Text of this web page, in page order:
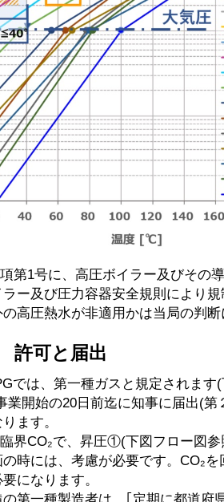
第1号に、高圧ボイラー及びその
ー及び圧力容器安全規則により
高圧熱水が非適用かは当局の判断
許可と届出
では、第一種ガスと規定されま
業開始の20日前迄に知事に届出(
ます。
界CO₂で、昇圧①(下図フロー図
の時には、考慮が必要です。CO₂
になります。
第一種製造者は、｢定期に都道府